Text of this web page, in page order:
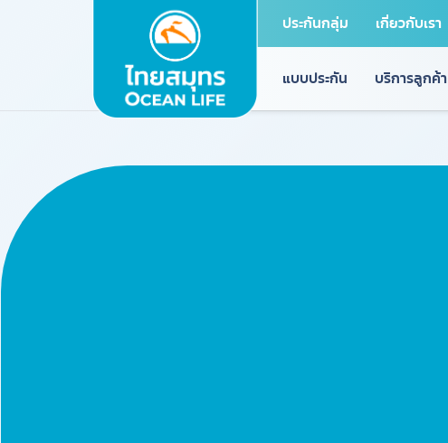
ประกันกลุ่ม เกี่ยวกับเรา
แบบประกัน บริการลูกค้า